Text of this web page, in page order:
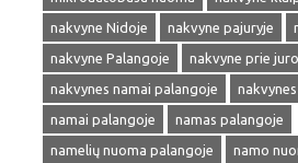
nakvyne Nidoje
nakvyne pajuryje
nakvyne Palangoje
nakvyne prie
nakvynes namai palangoje
namai palangoje
namas palangoje
namelių nuoma palangoje
namo